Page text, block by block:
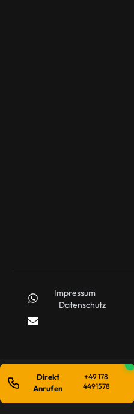
Impressum
Datenschutz
Direkt
Anrufen
+49 178
4491578